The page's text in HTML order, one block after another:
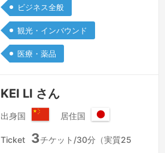
明るさと社交性、長年の海外生活歴を生
かして話を上手く進め、異なる文化や現
地情報をお伝えしながら的確に通訳をさ
せていただきます。アメリカの大学卒、
ビジネス全般
観光・インバウンド
医療・薬品
KEI LI さん
出身国
華
居住国
本
Ticket 3チケット/30分（実質25